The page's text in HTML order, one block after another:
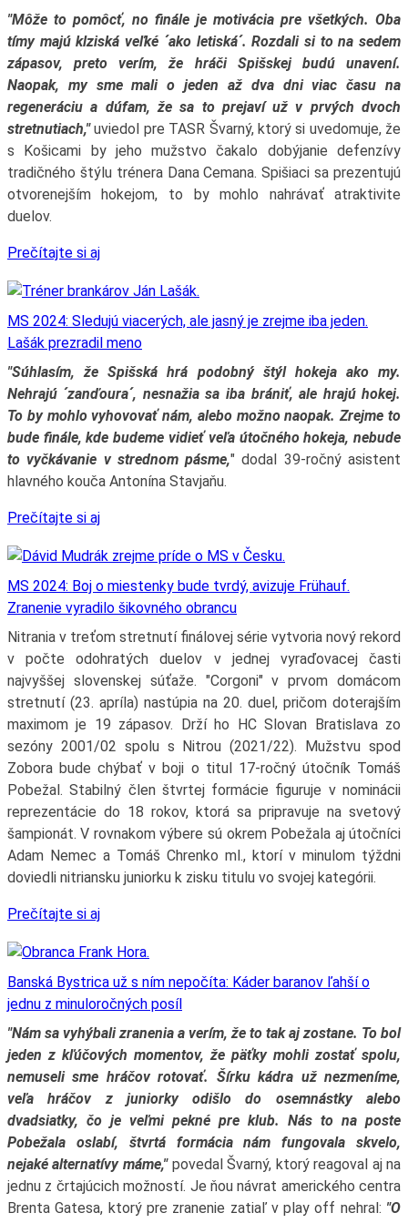
"Môže to pomôcť, no finále je motivácia pre všetkých. Oba
tímy majú klziská veľké ´ako letiská´. Rozdali si to na sedem
zápasov, preto verím, že hráči Spišskej budú unavení.
Naopak, my sme mali o jeden až dva dni viac času na
regeneráciu a dúfam, že sa to prejaví už v prvých dvoch
stretnutiach,"uviedol pre TASR Švarný, ktorý si uvedomuje, že
s Košicami by jeho mužstvo čakalo dobýjanie defenzívy
tradičného štýlu trénera Dana Cemana. Spišiaci sa prezentujú
otvorenejším hokejom, to by mohlo nahrávať atraktivite
duelov.
Prečítajte si aj
MS 2024: Sledujú viacerých, ale jasný je zrejme iba jeden.
Lašák prezradil meno
"Súhlasím, že Spišská hrá podobný štýl hokeja ako my.
Nehrajú ´zanďoura´, nesnažia sa iba brániť, ale hrajú hokej.
To by mohlo vyhovovať nám, alebo možno naopak. Zrejme to
bude finále, kde budeme vidieť veľa útočného hokeja, nebude
to vyčkávanie v strednom pásme," dodal 39-ročný asistent
hlavného kouča Antonína Stavjaňu.
Prečítajte si aj
MS 2024: Boj o miestenky bude tvrdý, avizuje Frühauf.
Zranenie vyradilo šikovného obrancu
Nitrania v treťom stretnutí finálovej série vytvoria nový rekord
v počte odohratých duelov v jednej vyraďovacej časti
najvyššej slovenskej súťaže. "Corgoni" v prvom domácom
stretnutí (23. apríla) nastúpia na 20. duel, pričom doterajším
maximom je 19 zápasov. Drží ho HC Slovan Bratislava zo
sezóny 2001/02 spolu s Nitrou (2021/22). Mužstvu spod
Zobora bude chýbať v boji o titul 17-ročný útočník Tomáš
Pobežal. Stabilný člen štvrtej formácie figuruje v nominácii
reprezentácie do 18 rokov, ktorá sa pripravuje na svetový
šampionát. V rovnakom výbere sú okrem Pobežala aj útočníci
Adam Nemec a Tomáš Chrenko ml., ktorí v minulom týždni
doviedli nitriansku juniorku k zisku titulu vo svojej kategórii.
Prečítajte si aj
Banská Bystrica už s ním nepočíta: Káder baranov ľahší o
jednu z minuloročných posíl
"Nám sa vyhýbali zranenia a verím, že to tak aj zostane. To bol
jeden z kľúčových momentov, že päťky mohli zostať spolu,
nemuseli sme hráčov rotovať. Šírku kádra už nezmeníme,
veľa hráčov z juniorky odišlo do osemnástky alebo
dvadsiatky, čo je veľmi pekné pre klub. Nás to na poste
Pobežala oslabí, štvrtá formácia nám fungovala skvelo,
nejaké alternatívy máme,"povedal Švarný, ktorý reagoval aj na
jednu z črtajúcich možností. Je ňou návrat amerického centra
Brenta Gatesa, ktorý pre zranenie zatiaľ v play off nehral: "O